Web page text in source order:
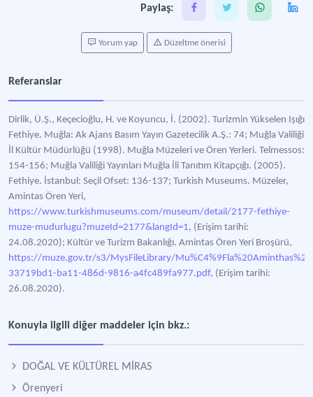
Paylaş:
Yorum yap Düzeltme önerisi
Referanslar
Dirlik, Ü.Ş., Keçecioğlu, H. ve Koyuncu, İ. (2002). Turizmin Yükselen Işığı
Fethiye. Muğla: Ak Ajans Basım Yayın Gazetecilik A.Ş.: 74; Muğla Valiliği
İl Kültür Müdürlüğü (1998). Muğla Müzeleri ve Ören Yerleri. Telmessos:
154-156; Muğla Valiliği Yayınları Muğla İli Tanıtım Kitapçığı. (2005).
Fethiye. İstanbul: Seçil Ofset: 136-137; Turkish Museums. Müzeler,
Amintas Ören Yeri,
https://www.turkishmuseums.com/museum/detail/2177-fethiye-
muze-mudurlugu?muzeId=2177&langId=1, (Erişim tarihi:
24.08.2020); Kültür ve Turizm Bakanlığı. Amintas Ören Yeri Broşürü,
https://muze.gov.tr/s3/MysFileLibrary/
33719bd1-ba11-486d-9816-a4fc489fa977.pdf, (Erişim tarihi:
26.08.2020).
Konuyla ilgili diğer maddeler için bkz.:
DOĞAL VE KÜLTÜREL MİRAS
Örenyeri